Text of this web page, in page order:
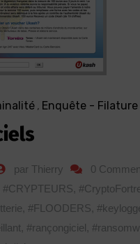
, Enquête - Filature
par Thierry 0
#CRYPTEURS,
, #FLOODERS,
, #rançongiciel,